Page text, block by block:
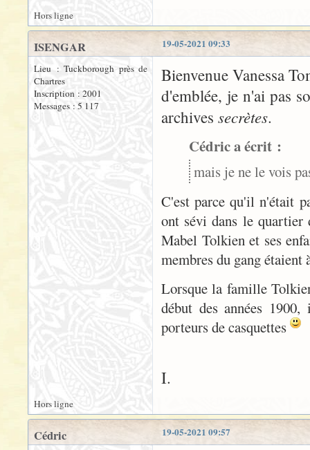
Hors ligne
19-05-2021 09:33
ISENGAR
Lieu : Tuckborough près de
Chartres
Inscription : 2001
Messages : 5 117
Bienvenue Vanessa
d'emblée, je n'ai pas
archives secrètes.
Cédric a écrit :
mais je ne le vois
C'est parce qu'il n'était
ont sévi dans le quartier
Mabel Tolkien et ses
membres du gang étaient
Lorsque la famille
début des années
porteurs de casquettes
I.
Hors ligne
19-05-2021 09:57
Cédric